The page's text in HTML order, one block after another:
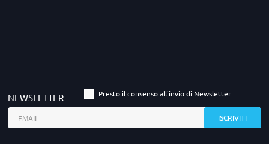
NEWSLETTER Presto il consenso all'invio di Newsletter